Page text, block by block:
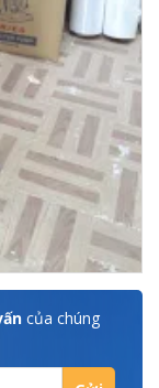
của chúng